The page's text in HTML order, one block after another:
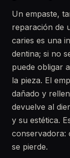
Un empaste,
reparación de
caries es una
dentina; si no
puede obligar
la pieza. El
dañado y
devuelve al
y su estética.
conservadora:
se pierde.